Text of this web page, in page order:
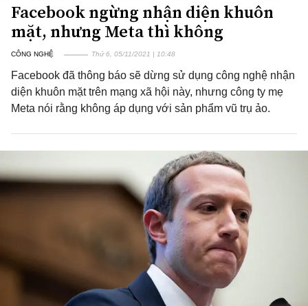
Facebook ngừng nhận diện khuôn
mặt, nhưng Meta thì không
CÔNG NGHỆ Thứ 6, 05/11/2021 | 10:48
Facebook đã thông báo sẽ dừng sử dụng công nghệ nhận
diện khuôn mặt trên mạng xã hội này, nhưng công ty mẹ
Meta nói rằng không áp dụng với sản phẩm vũ trụ ảo.